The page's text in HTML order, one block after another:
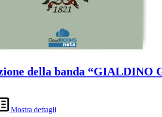
della banda
Mostra dettagli